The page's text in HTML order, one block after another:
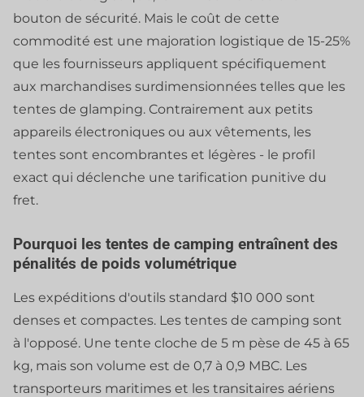
bouton de sécurité. Mais le coût de cette
commodité est une majoration logistique de 15-25%
que les fournisseurs appliquent spécifiquement
aux marchandises surdimensionnées telles que les
tentes de glamping. Contrairement aux petits
appareils électroniques ou aux vêtements, les
tentes sont encombrantes et légères - le profil
exact qui déclenche une tarification punitive du
fret.
Pourquoi les tentes de camping entraînent des
pénalités de poids volumétrique
Les expéditions d'outils standard $10 000 sont
denses et compactes. Les tentes de camping sont
à l'opposé. Une tente cloche de 5 m pèse de 45 à 65
kg, mais son volume est de 0,7 à 0,9 MBC. Les
transporteurs maritimes et les transitaires aériens